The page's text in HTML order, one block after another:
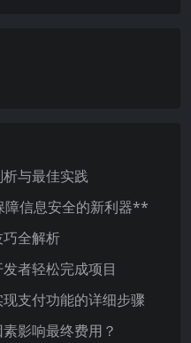
与最佳实践
信息安全的新利器**
全解析
者轻松完成项目
支付功能的详细步骤
影响最终费用？